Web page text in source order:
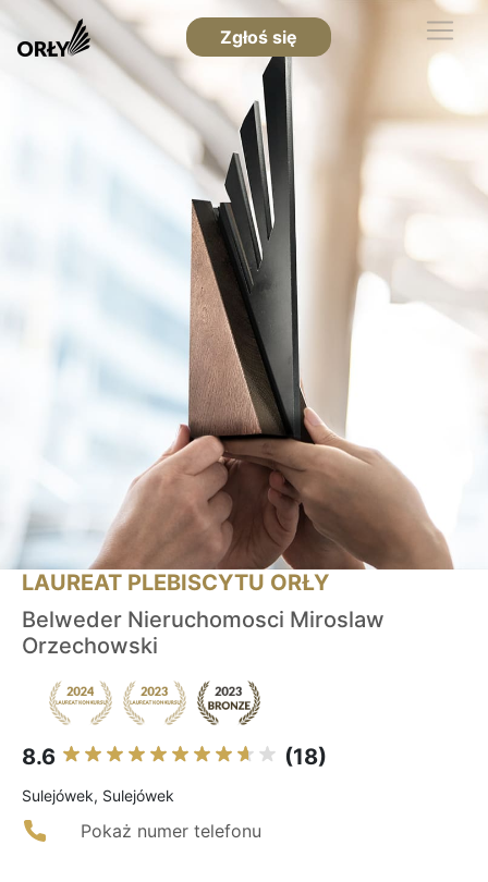
Zgłoś się
LAUREAT PLEBISCYTU ORŁY
Belweder Nieruchomosci Miroslaw
Orzechowski
8.6 (18)
Sulejówek, Sulejówek
Pokaż numer telefonu